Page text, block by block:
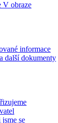
V obraze
informace
další dokumenty
se